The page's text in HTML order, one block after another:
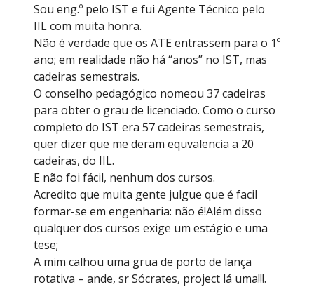
Sou eng.º pelo IST e fui Agente Técnico pelo
IIL com muita honra.
Não é verdade que os ATE entrassem para o 1º
ano; em realidade não há “anos” no IST, mas
cadeiras semestrais.
O conselho pedagógico nomeou 37 cadeiras
para obter o grau de licenciado. Como o curso
completo do IST era 57 cadeiras semestrais,
quer dizer que me deram equvalencia a 20
cadeiras, do IIL.
E não foi fácil, nenhum dos cursos.
Acredito que muita gente julgue que é facil
formar-se em engenharia: não é!Além disso
qualquer dos cursos exige um estágio e uma
tese;
A mim calhou uma grua de porto de lança
rotativa – ande, sr Sócrates, project lá uma!!!.